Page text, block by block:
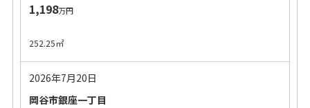
1,198万円
252.25㎡
2026年7月20日
岡谷市銀座一丁目